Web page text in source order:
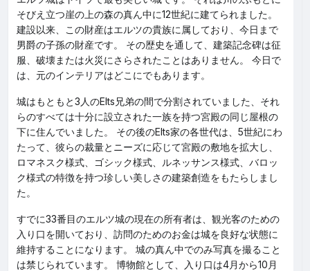
そびえ立つ崖の上の森の真ん中に12世紀に建てられました。
建設以来、この財産はエルツの貴族に属しており、今日まで
男爵の子孫の財産です。 その歴史を通して、建築記念碑は征
服、破壊または火災にさらされたことはありません。 今日で
は、元のインテリアはどこにでもあります。
城はもともと3人のElts兄弟の間で分割されていました、それ
らのすべては十分に設立された一族を持つ宮殿の同じ屋根の
下に住んでいました。 その後のElts家の各世代は、5世紀にわ
たって、彼らの裁量とニーズに応じて宮殿の敷地を拡大し、
ロマネスク様式、ゴシック様式、ルネッサンス様式、バロッ
ク様式の特徴を持つ珍しい美しさの建築創造をもたらしまし
た。
すでに33番目のエルツ城の現在の所有者は、観光客のための
入り口を開いており、訪問のためのお金は城を良好な状態に
維持することになります。 城の真ん中でのみ写真を撮ること
は禁じられています。 博物館として、入り口は4月から10月